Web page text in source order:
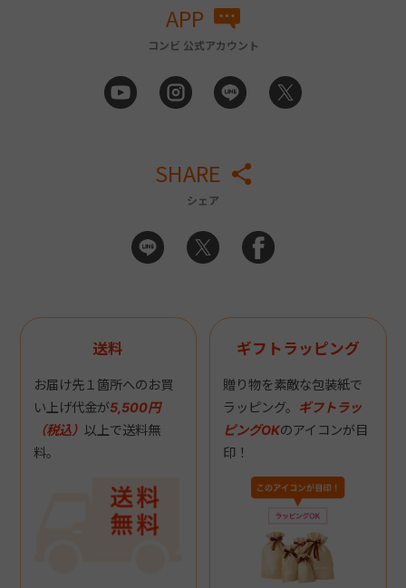
APP
コンビ 公式アカウント
SHARE
シェア
送料
お届け先１箇所へのお買
い上げ代金が5,500円
（税込） 以上で送料無
料。
ギフトラッピング
贈り物を素敵な包装紙で
ラッピング。 ギフトラッ
ピングOKのアイコンが目
印！